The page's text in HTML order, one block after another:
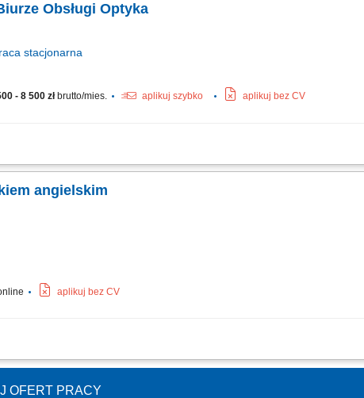
Obsługi Optyka
stacjonarna
- 8 500 złbrutto/mies. aplikuj szybko aplikuj bez CV
relacje z klientami firmy (salony optyczne) przyjmowała/-ał zamówienia i
angielskim
aplikuj bez CV
w zakresie produktów, zamówień oraz kont użytkowników; odpowiadanie na
OFERT PRACY